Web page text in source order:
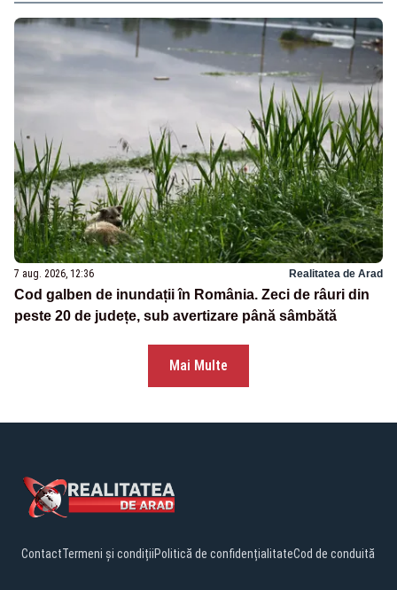
7 aug. 2026, 12:36 Realitatea de Arad
Cod galben de inundații în România. Zeci de râuri din
peste 20 de județe, sub avertizare până sâmbătă
Mai Multe
ContactTermeni și condițiiPolitică de confidențialitateCod de conduită